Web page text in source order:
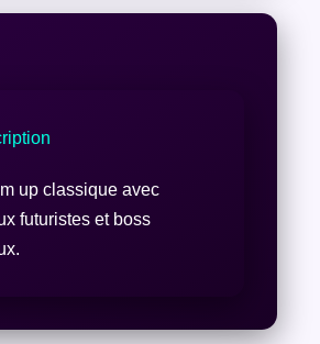
up classique avec
futuristes et boss